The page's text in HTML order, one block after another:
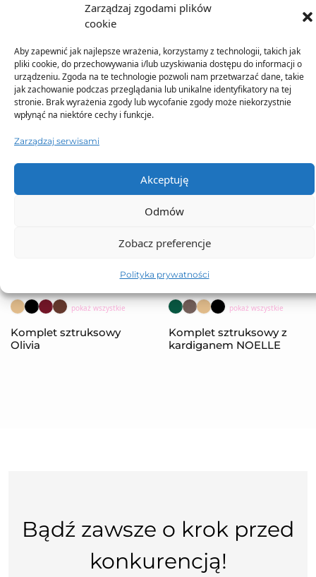
Zarządzaj zgodami plików
cookie
Aby zapewnić jak najlepsze wrażenia, korzystamy z technologii, takich jak
pliki cookie, do przechowywania i/lub uzyskiwania dostępu do informacji o
urządzeniu. Zgoda na te technologie pozwoli nam przetwarzać dane, takie
jak zachowanie podczas przeglądania lub unikalne identyfikatory na tej
stronie. Brak wyrażenia zgody lub wycofanie zgody może niekorzystnie
wpłynąć na niektóre cechy i funkcje.
Zarządzaj serwisami
Akceptuję
Odmów
Zobacz preferencje
Polityka prywatności
TO SIĘ TERAZ SPRZEDAJE
pokaż wszystkie
Komplet sztruksowy
Olivia
NOWOŚĆ
pokaż wszystkie
Komplet sztruksowy z
kardiganem NOELLE
Bądź zawsze o krok przed
konkurencją!